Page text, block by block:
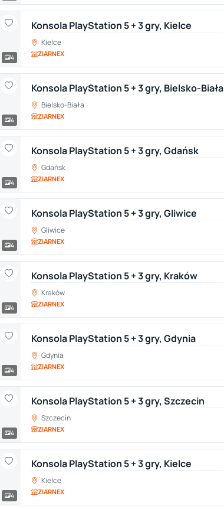
4
Konsola PlayStation 5 + 3 gry, Kielce
Kielce
ZIARNEX
4
Konsola PlayStation 5 + 3 gry, Bielsko-Biała
Bielsko-Biała
ZIARNEX
4
Konsola PlayStation 5 + 3 gry, Gdańsk
Gdańsk
ZIARNEX
4
Konsola PlayStation 5 + 3 gry, Gliwice
Gliwice
ZIARNEX
4
Konsola PlayStation 5 + 3 gry, Kraków
Kraków
ZIARNEX
4
Konsola PlayStation 5 + 3 gry, Gdynia
Gdynia
ZIARNEX
4
Konsola PlayStation 5 + 3 gry, Szczecin
Szczecin
ZIARNEX
4
Konsola PlayStation 5 + 3 gry, Kielce
Kielce
ZIARNEX